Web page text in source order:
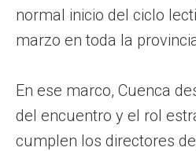
normal inicio del ciclo
marzo en toda la
En ese marco, Cuenca
del encuentro y el rol
cumplen los directores